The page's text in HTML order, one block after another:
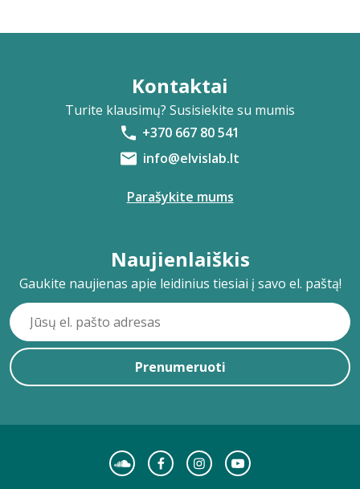
Kontaktai
Turite klausimų? Susisiekite su mumis
+370 667 80 541
info@elvislab.lt
Parašykite mums
Naujienlaiškis
Gaukite naujienas apie leidinius tiesiai į savo el. paštą!
Prenumeruoti